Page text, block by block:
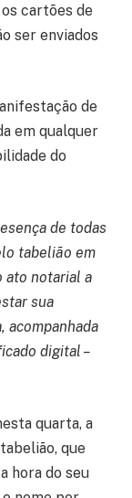
cartões de
ser enviados
de
em qualquer
do
de todas
tabelião em
ato notarial a
sua
acompanhada
digital –
quarta, a
que
hora do seu